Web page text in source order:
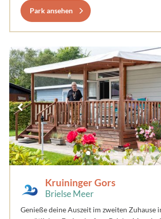
Park ansehen
Kruininger Gors
Brielse Meer
Genieße deine Auszeit im zweiten Zuhause